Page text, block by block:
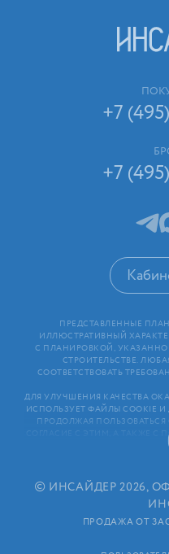
+7
+7
ПРЕДСТАВЛЕННЫЕ
ИЛЛЮСТРАТИВНЫЙ
С ПЛАНИРОВКОЙ,
СТРОИТЕЛЬСТВЕ.
СООТВЕТСТВОВАТЬ
ДЛЯ УЛУЧШЕНИЯ КАЧЕСТВА
ИСПОЛЬЗУЕТ ФАЙЛЫ COOKIE
ПРОДОЛЖАЯ
СОГЛАСИЕ С ЭТИМ, А ТАКЖЕ
ПОЛЬЗОВАТЕЛЬСКОГО
ПРЕДСТАВЛЕННАЯ НА
ЗАСТРОЙЩИКОМ (В ТОМ
ДЕКЛАРАЦИЙ И ИНЫХ
В СООТВЕТСТВИИ СО
ОТ 30.12.2004 N 214⁠-⁠ФЗ «ОБ
© ИНСАЙДЕР 2026,
ПРОДАЖА ОТ